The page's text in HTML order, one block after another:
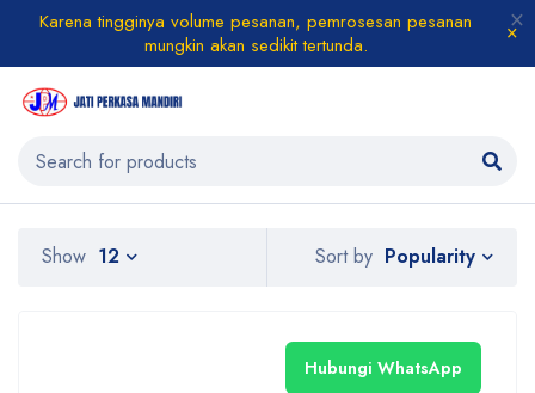
Karena tingginya volume pesanan, pemrosesan pesanan
mungkin akan sedikit tertunda.
Sort by Popularity
Show 12
Hubungi WhatsApp